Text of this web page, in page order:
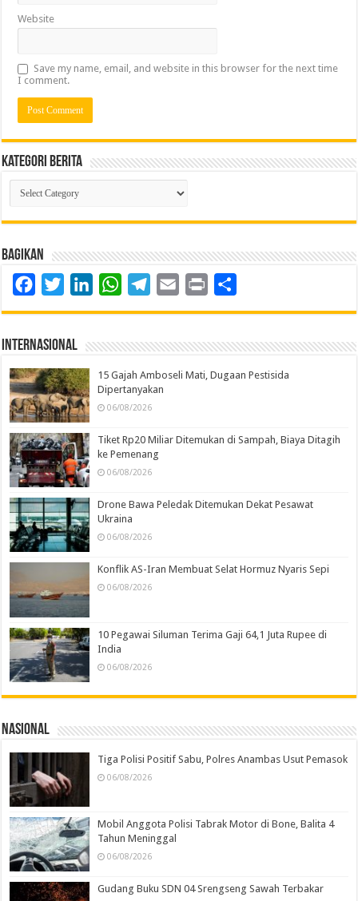
Website
Save my name, email, and website in this browser for the next time
I comment.
Kategori Berita
Kategori
Berita
Bagikan
FacebookTwitterLinkedInWhatsAppTelegram
Email Print
Internasional
15 Gajah Amboseli Mati, Dugaan Pestisida
Dipertanyakan
06/08/2026
Tiket Rp20 Miliar Ditemukan di Sampah, Biaya Ditagih
ke Pemenang
06/08/2026
Drone Bawa Peledak Ditemukan Dekat Pesawat
Ukraina
06/08/2026
Konflik AS-Iran Membuat Selat Hormuz Nyaris Sepi
06/08/2026
10 Pegawai Siluman Terima Gaji 64,1 Juta Rupee di
India
06/08/2026
Nasional
Tiga Polisi Positif Sabu, Polres Anambas Usut Pemasok
06/08/2026
Mobil Anggota Polisi Tabrak Motor di Bone, Balita 4
Tahun Meninggal
06/08/2026
Gudang Buku SDN 04 Srengseng Sawah Terbakar